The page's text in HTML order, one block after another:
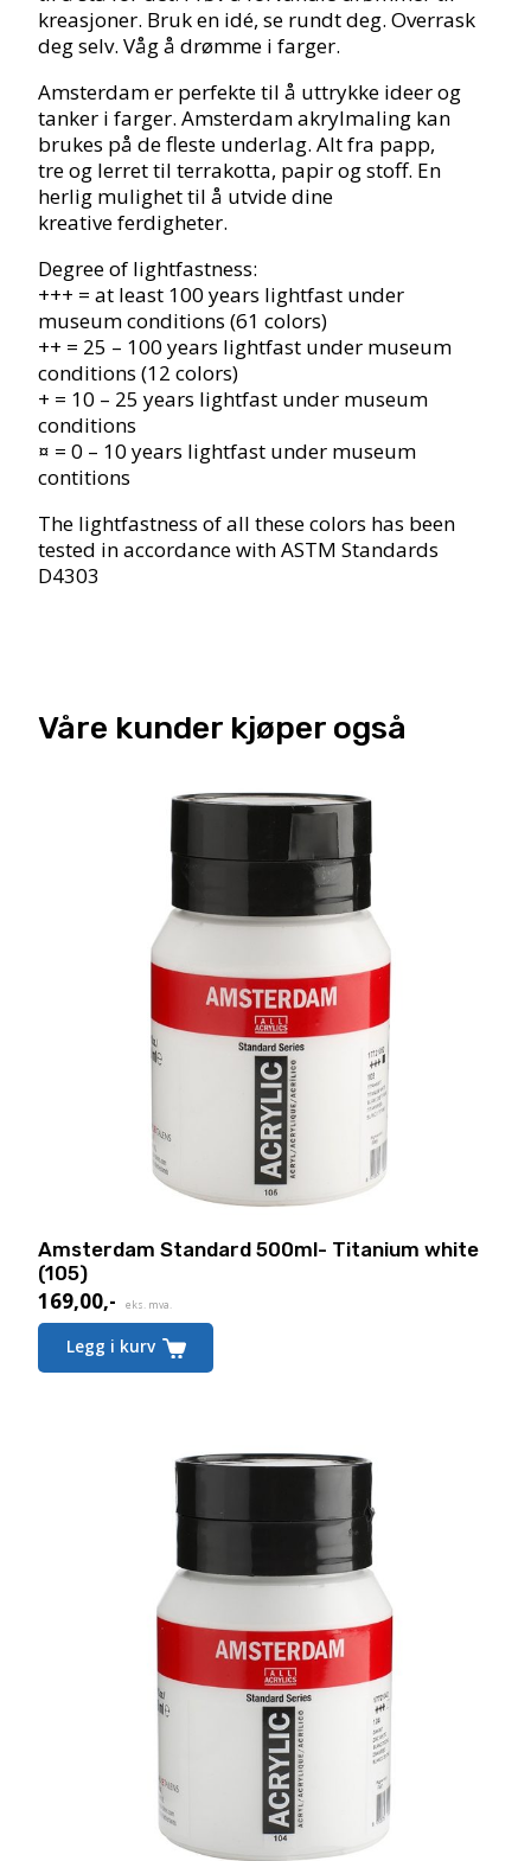
kreasjoner. Bruk en idé, se rundt deg. Overrask
deg selv. Våg å drømme i farger.
Amsterdam er perfekte til å uttrykke ideer og
tanker i farger. Amsterdam akrylmaling kan
brukes på de fleste underlag. Alt fra papp,
tre og lerret til terrakotta, papir og stoff. En
herlig mulighet til å utvide dine
kreative ferdigheter.
Degree of lightfastness:
+++ = at least 100 years lightfast under
museum conditions (61 colors)
++ = 25 – 100 years lightfast under museum
conditions (12 colors)
+ = 10 – 25 years lightfast under museum
conditions
¤ = 0 – 10 years lightfast under museum
contitions
The lightfastness of all these colors has been
tested in accordance with ASTM Standards
D4303
Våre kunder kjøper også
Amsterdam Standard 500ml- Titanium white
(105)
169,00,- eks. mva.
Legg i kurv